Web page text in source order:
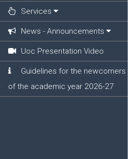
Services
News - Announcements
Uoc Presentation Video
Guidelines for the newcomers
of the academic year 2026-27